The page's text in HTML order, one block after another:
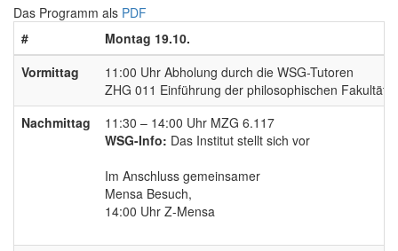
Das Programm als PDF
#
Montag 19.10.
Vormittag
11:00 Uhr Abholung durch die WSG-Tutoren
ZHG 011 Einführung der philosophischen Fakultät
Nachmittag
11:30 – 14:00 Uhr MZG 6.117
WSG-Info: Das Institut stellt sich vor
Im Anschluss gemeinsamer
Mensa Besuch,
14:00 Uhr Z-Mensa